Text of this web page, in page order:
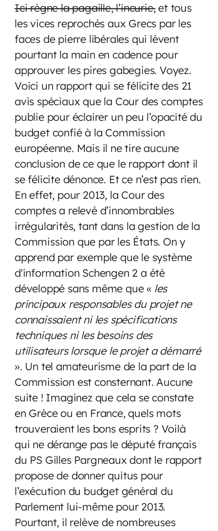
Ici règne la pagaille, l’incurie,et tous
les vices reprochés aux Grecs par les
faces de pierre libérales qui lèvent
pourtant la main en cadence pour
approuver les pires gabegies. Voyez.
Voici un rapport qui se félicite des 21
avis spéciaux que la Cour des comptes
publie pour éclairer un peu l’opacité du
budget confié à la Commission
européenne. Mais il ne tire aucune
conclusion de ce que le rapport dont il
se félicite dénonce. Et ce n’est pas rien.
En effet, pour 2013, la Cour des
comptes a relevé d’innombrables
irrégularités, tant dans la gestion de la
Commission que par les États. On y
apprend par exemple que le système
d'information Schengen 2 a été
développé sans même que « les
principaux responsables du projet ne
connaissaient ni les spécifications
techniques ni les besoins des
utilisateurs lorsque le projet a démarré
». Un tel amateurisme de la part de la
Commission est consternant. Aucune
suite ! Imaginez que cela se constate
en Grèce ou en France, quels mots
trouveraient les bons esprits ? Voilà
qui ne dérange pas le député français
du PS Gilles Pargneaux dont le rapport
propose de donner quitus pour
l’exécution du budget général du
Parlement lui-même pour 2013.
Pourtant, il relève de nombreuses